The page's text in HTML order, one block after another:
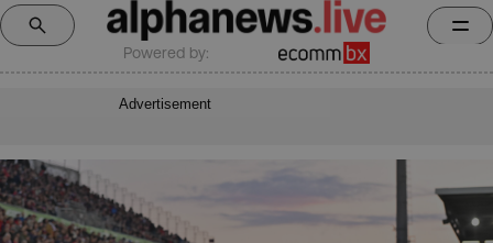
Powered by:
Advertisement